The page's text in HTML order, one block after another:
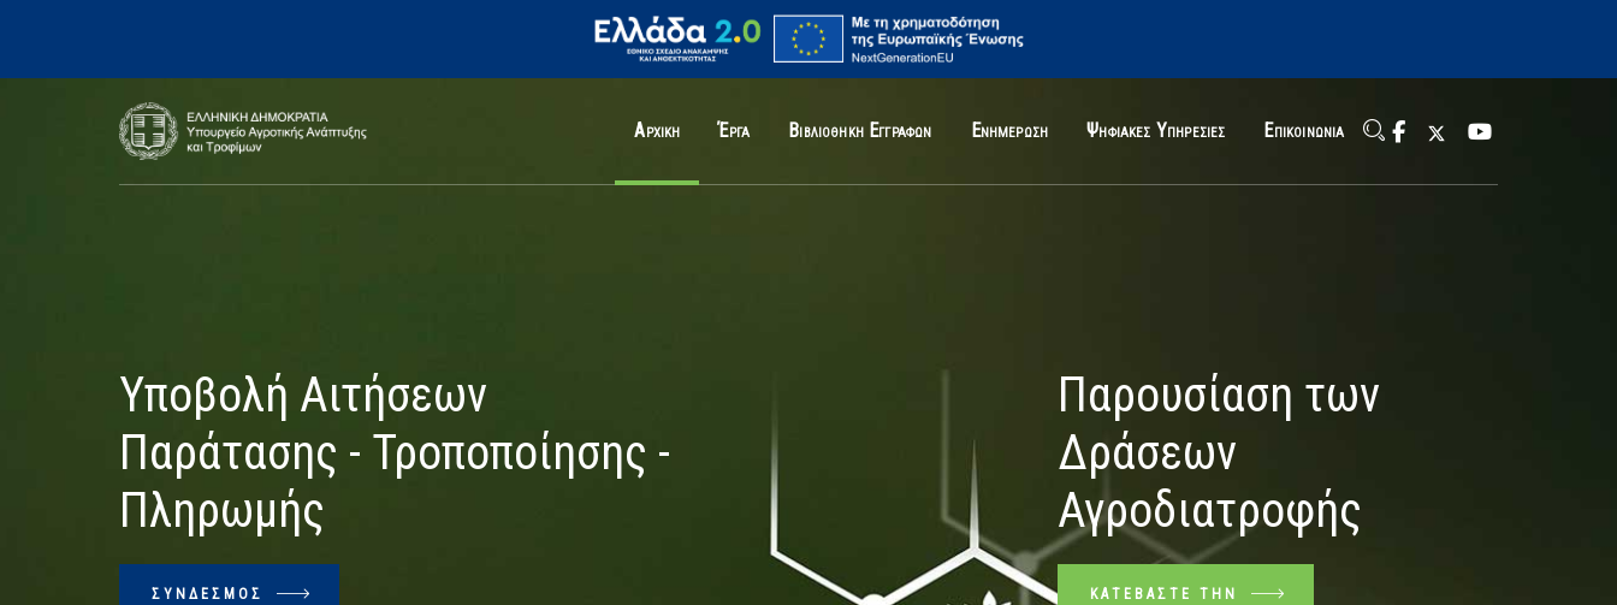
Αρχική Έργα Βιβλιοθήκη Εγγράφων Ενημέρωση Ψηφιακές Υπηρεσίες Επικοινωνία
Υποβολή Αιτήσεων
Παράτασης - Τροποποίησης -
Πληρωμής
ΣΎΝΔΕΣΜΟΣ
Παρουσίαση των
Δράσεων
Αγροδιατροφής
ΚΑΤΕΒΆΣΤΕ ΤΗΝ